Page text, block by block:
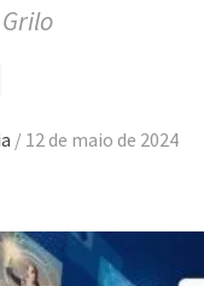
/ 12 de maio de 2024